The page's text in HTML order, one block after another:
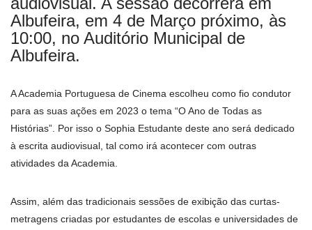
Albufeira, em 4 de Março próximo, às
10:00, no Auditório Municipal de
Albufeira.
A Academia Portuguesa de Cinema escolheu como fio condutor
para as suas ações em 2023 o tema “O Ano de Todas as
Histórias”. Por isso o Sophia Estudante deste ano será dedicado
à escrita audiovisual, tal como irá acontecer com outras
atividades da Academia.
Assim, além das tradicionais sessões de exibição das curtas-
metragens criadas por estudantes de escolas e universidades de